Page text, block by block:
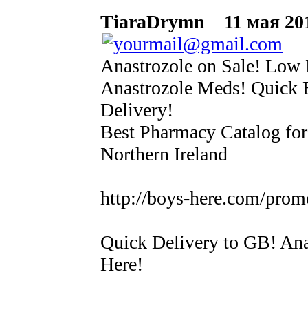
TiaraDrymn
11 мая
Anastrozole on Sale!
Anastrozole Meds! Quick
Delivery!
Best Pharmacy Catalog
Northern Ireland
http://boys-here.com/
Quick Delivery to GB!
Here!